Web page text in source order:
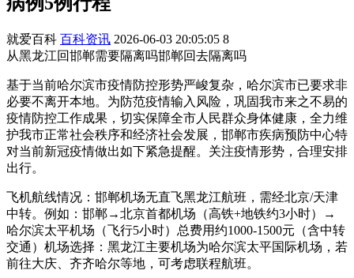
就爱百科 百科资讯 2026-06-03 20:05:05 8
从黑龙江回邯郸需要隔离吗邯郸回去隔离吗
基于当前哈尔滨市疫情防控形势严峻复杂，哈尔滨市已要求非
必要不离开本地。为防范疫情输入风险，巩固我市来之不易的
疫情防控工作成果，切实保障全市人民群众身体健康，全力维
护我市正常社会秩序和经济社会发展，邯郸市疾病预防中心特
对当前新冠疫情做出如下紧急提醒。关注疫情形势，合理安排
出行。
飞机航线情况：邯郸机场无直飞黑龙江航班，需经北京/天津
中转。例如：邯郸→北京首都机场（高铁+地铁约3小时）→
哈尔滨太平机场（飞行5小时）总费用约1000-1500元（含中转
交通）机场选择：黑龙江主要机场为哈尔滨太平国际机场，若
前往大庆、齐齐哈尔等地，可考虑联程航班。